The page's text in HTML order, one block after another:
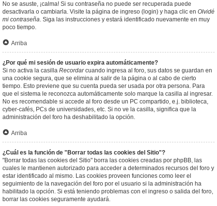
No se asuste, ¡calma! Si su contraseña no puede ser recuperada puede
desactivarla o cambiarla. Visite la página de ingreso (login) y haga clic en Olvidé
mi contraseña. Siga las instrucciones y estará identificado nuevamente en muy
poco tiempo.
Arriba
¿Por qué mi sesión de usuario expira automáticamente?
Si no activa la casilla Recordarcuando ingresa al foro, sus datos se guardan en
una cookie segura, que se elimina al salir de la página o al cabo de cierto
tiempo. Esto previene que su cuenta pueda ser usada por otra persona. Para
que el sistema le reconozca automáticamente solo marque la casilla al ingresar.
No es recomendable si accede al foro desde un PC compartido, e.j. biblioteca,
cyber-cafés, PCs de universidades, etc. Si no ve la casilla, significa que la
administración del foro ha deshabilitado la opción.
Arriba
¿Cuál es la función de "Borrar todas las cookies del Sitio"?
"Borrar todas las cookies del Sitio" borra las cookies creadas por phpBB, las
cuales le mantienen autorizado para acceder a determinados recursos del foro y
estar identificado al mismo. Las cookies proveen funciones como leer el
seguimiento de la navegación del foro por el usuario si la administración ha
habilitado la opción. Si está teniendo problemas con el ingreso o salida del foro,
borrar las cookies seguramente ayudará.